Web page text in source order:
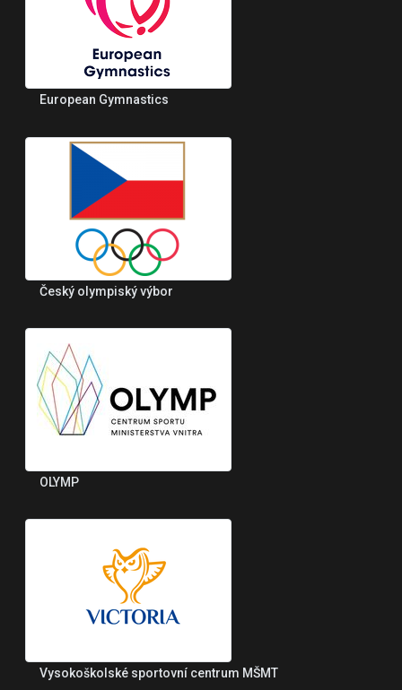
European Gymnastics
Český olympiský výbor
OLYMP
Vysokoškolské sportovní centrum MŠMT